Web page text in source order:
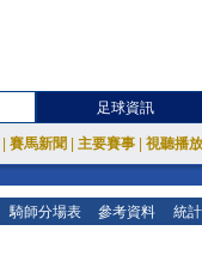
足球資訊
賽馬新聞 主要賽事 視聽播
騎師分場表 參考資料 統